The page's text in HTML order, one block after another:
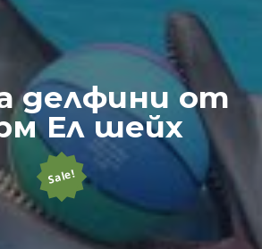
делфини от
Ел шейх
Sale!